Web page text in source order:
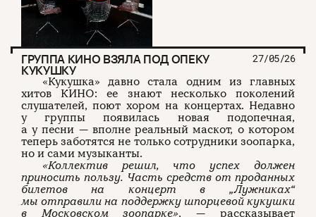
ГРУППА КИНО ВЗЯЛА ПОД ОПЕКУ
КУКУШКУ
27/05/26
«Кукушка» давно стала одним из главных
хитов КИНО: ее знают несколько поколений
слушателей, поют хором на концертах. Недавно
у группы появилась новая подопечная,
а у песни — вполне реальный маскот, о котором
теперь заботятся не только сотрудники зоопарка,
но и сами музыканты.
«Коллектив решил, что успех должен
приносить пользу. Часть средств от проданных
билетов на концерт в „Лужниках“
мы отправили на поддержку шпорцевой кукушки
в Московском зоопарке», — рассказывает